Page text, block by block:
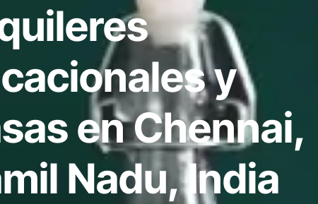
y
en Chennai,
Nadu, India